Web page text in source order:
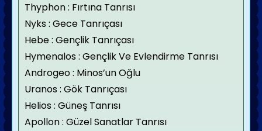
Thyphon : Fırtına Tanrısı
Nyks : Gece Tanrıçası
Hebe : Gençlik Tanrıçası
Hymenalos : Gençlik Ve Evlendirme Tanrısı
Androgeo : Minos’un Oğlu
Uranos : Gök Tanrıçası
Helios : Güneş Tanrısı
Apollon : Güzel Sanatlar Tanrısı